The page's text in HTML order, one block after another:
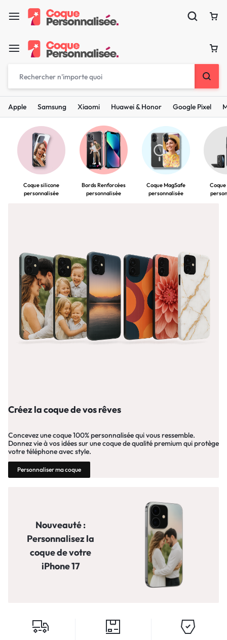
Apple Samsung Xiaomi Huawei & Honor Google Pixel
Coque silicone
personnalisée
Bords Renforcées
personnalisée
Coque MagSafe
personnalisée
Créez la coque de vos rêves
Concevez une coque 100% personnalisée qui vous ressemble.
Donnez vie à vos idées sur une coque de qualité premium qui protège
votre téléphone avec style.
Personnaliser ma coque
Nouveauté :
Personnalisez la
coque de votre
iPhone 17